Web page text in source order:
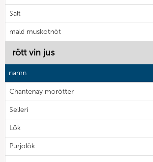
Salt
mald muskotnöt
rött vin jus
namn
Chantenay morötter
Selleri
Lök
Purjolök